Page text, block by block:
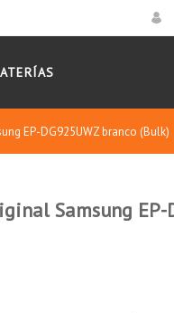
EP-DG925UWZ branco (Bulk)
Samsung EP-